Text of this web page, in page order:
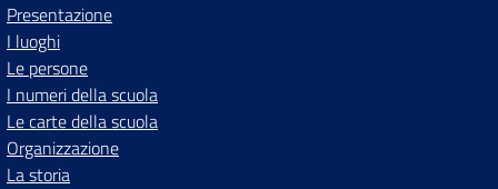
Presentazione
I luoghi
Le persone
I numeri della scuola
Le carte della scuola
Organizzazione
La storia